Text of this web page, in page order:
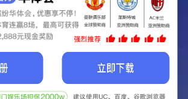
Guys!
即将上线啦...
们的网站正在建设.
将是非常棒的网站.